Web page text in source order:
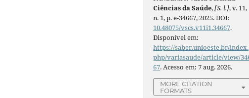
Ciências da Saúde,[S. l.], v. 11,
n. 1, p. e-34667, 2025. DOI:
10.48075/vscs.v11i1.34667.
Disponível em:
https://saber.unioeste.br/index.
php/variasaude/article/view/
67. Acesso em: 7 aug. 2026.
MORE CITATION
FORMATS